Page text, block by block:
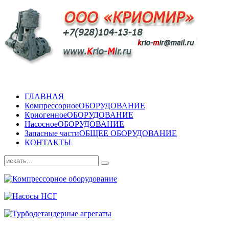
ГЛАВНАЯ
КомпрессорноеОБОРУДОВАНИЕ
КриогенноеОБОРУДОВАНИЕ
НасосноеОБОРУДОВАНИЕ
Запасные частиОБЩЕЕ ОБОРУДОВАНИЕ
КОНТАКТЫ